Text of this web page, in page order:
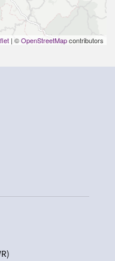
| ©OpenStreetMapcontributors